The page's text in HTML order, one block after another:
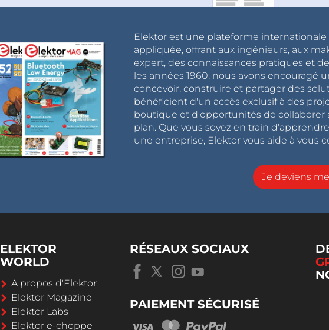
Elektor est une plateforme
appliquée, offrant aux ingénieurs, aux
expert, des connaissances pratiques et
les années 1960, nous avons
concevoir, construire et partager des
bénéficient d'un accès exclusif à des
boutique et d'opportunités de collaborer
plan. Que vous soyez en train
une entreprise, Elektor vous aide à vous
Je deviens
ELEKTOR
WORLD
A propos d'Elektor
Elektor Magazine
Elektor Labs
Elektor e-choppe
RÉSEAUX SOCIAUX
PAIEMENT SÉCURISÉ